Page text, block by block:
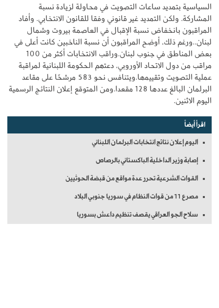
السياسية بتمديد ساعات التصويت في محاولة لزيادة نسبة
المشاركة. ولكن التمديد غير قانوني وفقا للقانون الانتخابي. وأفاد
المراقبون بانخفاض نسبة الإقبال في العاصمة بيروت وشمال
لبنان..ورغم ذلك، أوضح المراقبون أن نسبة الناخبين كانت أعلى في
بعض المناطق في جنوب لبنان.وراقب الانتخابات أكثر من 100
مراقب من دول الاتحاد الأوروبي، دعتهم الحكومة اللبنانية لمراقبة
عملية التصويت وتقييمها.ويتنافس نحو 583 مرشحًا على مقاعد
البرلمان البالغ عددها 128 مقعدا.ومن المتوقع إعلان النتائج الرسمية
اليوم الاثنين.
اقرأ أيضاً
اليوم إعلان نتائج انتخابات البرلمان اللبناني
إصابة وزير الداخلية الباكستاني بالرصاص
القوات الشرعية تحرر عدة مواقع من قبضة الحوثيين
مصرع 11 من قوات النظام في سوريا جنوبي البلاد
سلاح الجو العراقي يقصف تنظيم داعش بسوريا